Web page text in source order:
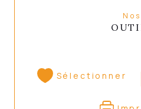
parcelle
Nos
Sélectionner